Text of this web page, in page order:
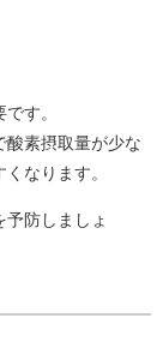
す。
酸素摂取量が少な
なります。
防しましょ